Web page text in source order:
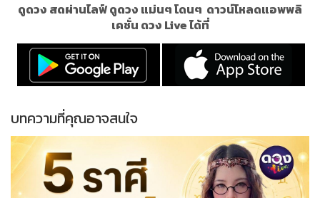
ดูดวง สดผ่านไลฟ์ ดูดวง แม่นๆ โดนๆ ดาวน์โหลดแอพพลิ
เคชั่น ดวง Live ได้ที่
บทความที่คุณอาจสนใจ